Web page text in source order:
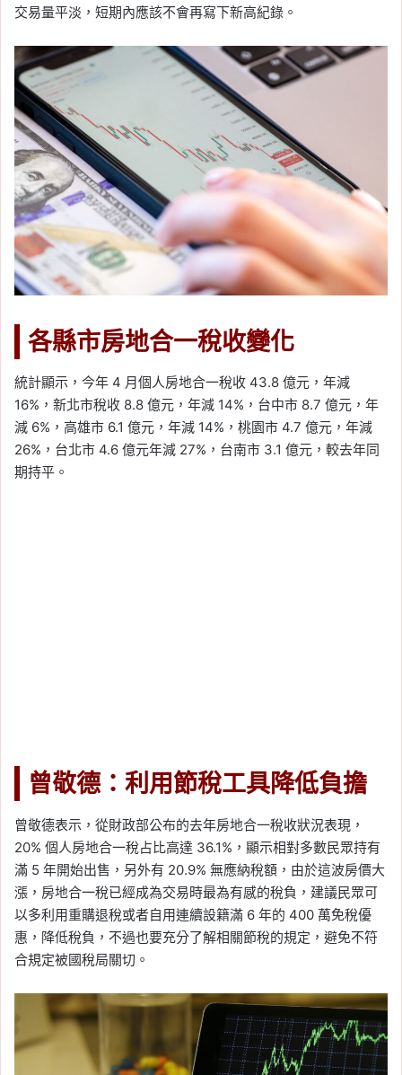
交易量平淡，短期內應該不會再寫下新高紀錄。
各縣市房地合一稅收變化
統計顯示，今年 4 月個人房地合一稅收 43.8 億元，年減
16%，新北市稅收 8.8 億元，年減 14%，台中市 8.7 億元，年
減 6%，高雄市 6.1 億元，年減 14%，桃園市 4.7 億元，年減
26%，台北市 4.6 億元年減 27%，台南市 3.1 億元，較去年同
期持平。
曾敬德：利用節稅工具降低負擔
曾敬德表示，從財政部公布的去年房地合一稅收狀況表現，
20% 個人房地合一稅占比高達 36.1%，顯示相對多數民眾持有
滿 5 年開始出售，另外有 20.9% 無應納稅額，由於這波房價大
漲，房地合一稅已經成為交易時最為有感的稅負，建議民眾可
以多利用重購退稅或者自用連續設籍滿 6 年的 400 萬免稅優
惠，降低稅負，不過也要充分了解相關節稅的規定，避免不符
合規定被國稅局關切。